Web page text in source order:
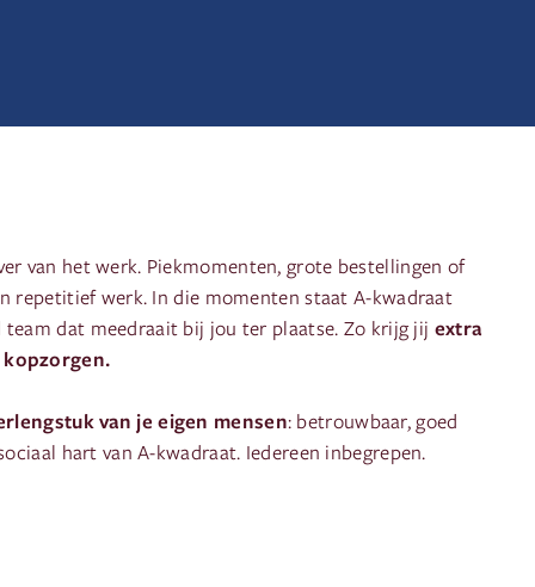
van het werk. Piekmomenten, grote bestellingen of
repetitief werk. In die momenten staat A-kwadraat
team dat meedraait bij jou ter plaatse. Zo krijg jij extra
van je eigen mensen: betrouwbaar, goed
hart van A-kwadraat. Iedereen inbegrepen.